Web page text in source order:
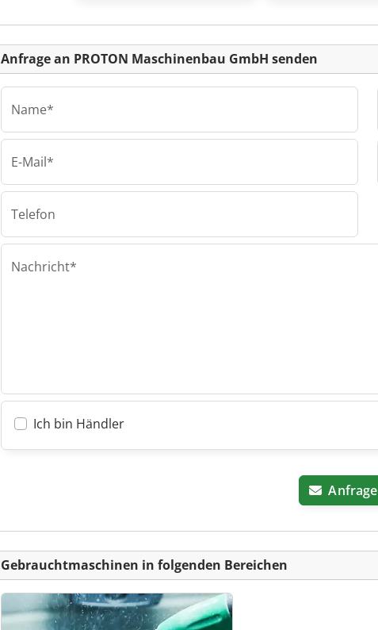
Maschinenbau GmbH
Kleinanzeige
Anfrage an PROTON Maschinenbau GmbH senden
Name*
E-Mail*
Telefon
Nachricht*
Ich bin Händler
Gebrauchtmaschinen in folgenden Bereichen